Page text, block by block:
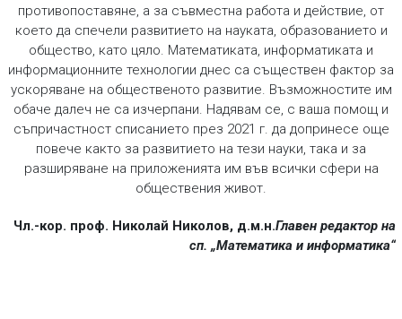
противопоставяне, а за съвместна работа и действие, от
което да спечели развитието на науката, образованието и
общество, като цяло. Математиката, информатиката и
информационните технологии днес са съществен фактор за
ускоряване на общественото развитие. Възможностите им
обаче далеч не са изчерпани. Надявам се, с ваша помощ и
съпричастност списанието през 2021 г. да допринесе още
повече както за развитието на тези науки, така и за
разширяване на приложенията им във всички сфери на
обществения живот.
Чл.-кор. проф. Николай Николов, д.м.н.Главен редактор на
сп. „Математика и информатика“